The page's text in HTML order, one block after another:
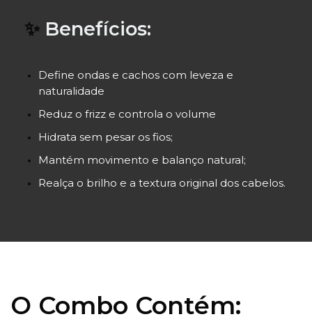
✨ Benefícios:
Define ondas e cachos com leveza e
naturalidade
Reduz o frizz e controla o volume
Hidrata sem pesar os fios;
Mantém movimento e balanço natural;
Realça o brilho e a textura original dos cabelos.
O Combo Contém: